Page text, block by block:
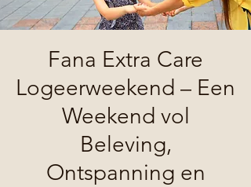
Fana Extra Care
Logeerweekend – Een
Weekend vol
Beleving,
Ontspanning en